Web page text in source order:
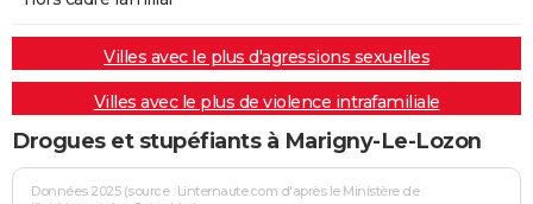
Villes avec le plus d'agressions sexuelles
Villes avec le plus de violence intrafamiliale
Drogues et stupéfiants à Marigny-Le-Lozon
Données 2025 (source : Linternaute.com d'après le Ministère de